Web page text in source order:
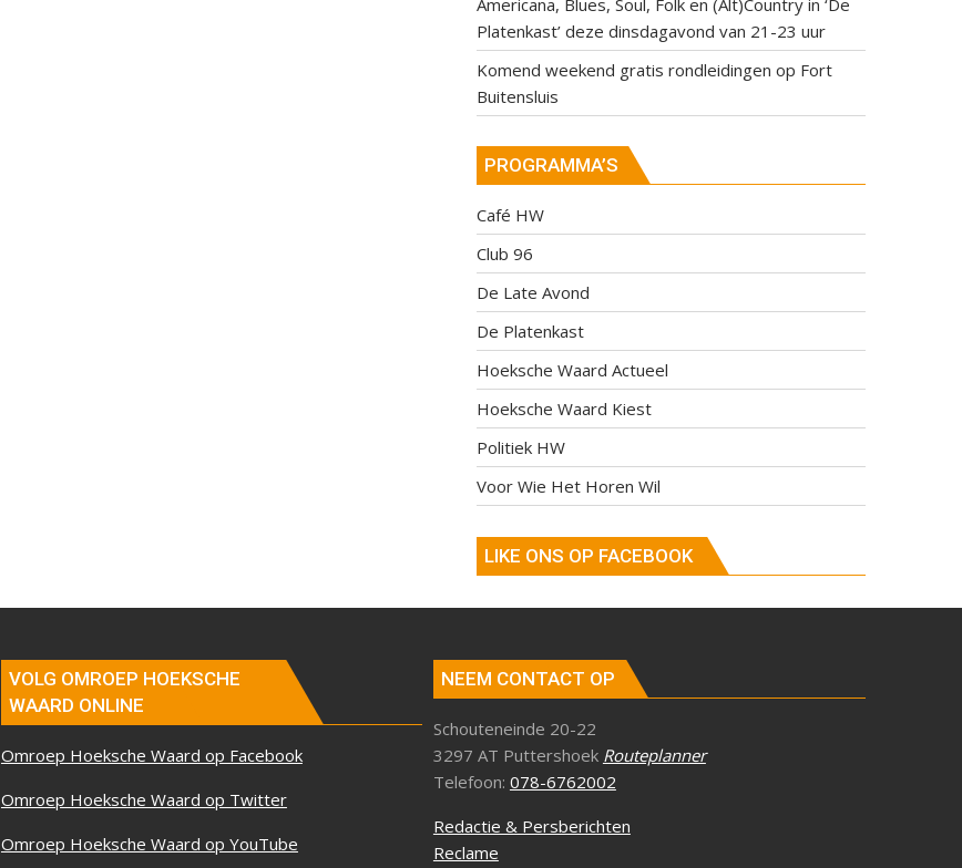
Platenkast’ deze dinsdagavond van 21-23 uur
Komend weekend gratis rondleidingen op Fort
Buitensluis
PROGRAMMA’S
Café HW
Club 96
De Late Avond
De Platenkast
Hoeksche Waard Actueel
Hoeksche Waard Kiest
Politiek HW
Voor Wie Het Horen Wil
LIKE ONS OP FACEBOOK
VOLG OMROEP HOEKSCHE
WAARD ONLINE
Omroep Hoeksche Waard op Facebook
Omroep Hoeksche Waard op Twitter
Omroep Hoeksche Waard op YouTube
NEEM CONTACT OP
Schouteneinde 20-22
3297 AT Puttershoek Routeplanner
Telefoon: 078-6762002
Redactie & Persberichten
Reclame